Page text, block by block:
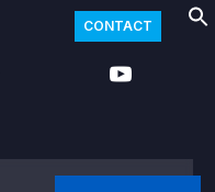
CONTACT